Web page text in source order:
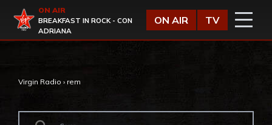
Virgin Radio
ON AIR
BREAKFAST IN ROCK - CON
ADRIANA
ON AIR TV
Virgin Radio › rem